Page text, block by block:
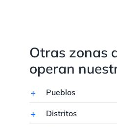
Otras zonas
operan
Pueblos
Distritos